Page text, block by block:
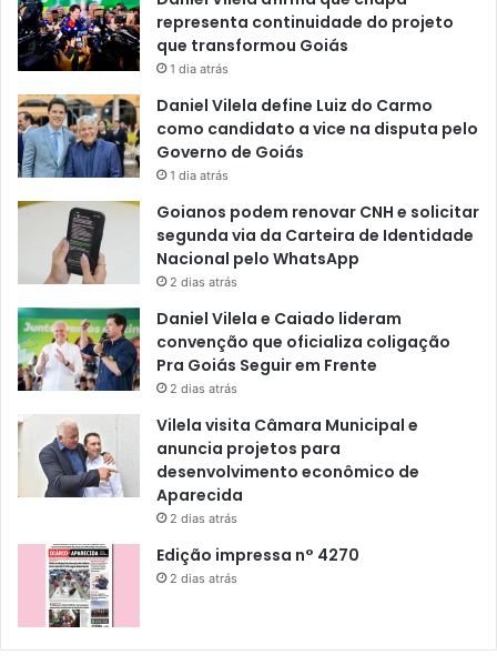
representa continuidade do projeto
que transformou Goiás
1 dia atrás
Daniel Vilela define Luiz do Carmo
como candidato a vice na disputa pelo
Governo de Goiás
1 dia atrás
Goianos podem renovar CNH e solicitar
segunda via da Carteira de Identidade
Nacional pelo WhatsApp
2 dias atrás
Daniel Vilela e Caiado lideram
convenção que oficializa coligação
Pra Goiás Seguir em Frente
2 dias atrás
Vilela visita Câmara Municipal e
anuncia projetos para
desenvolvimento econômico de
Aparecida
2 dias atrás
Edição impressa n° 4270
2 dias atrás